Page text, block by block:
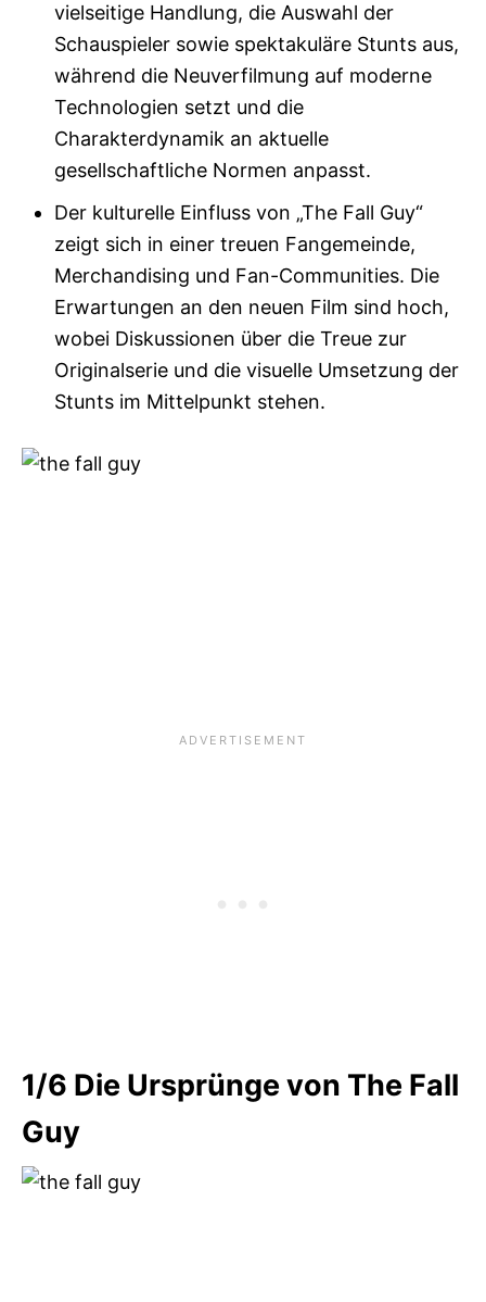
vielseitige Handlung, die Auswahl der
Schauspieler sowie spektakuläre Stunts aus,
während die Neuverfilmung auf moderne
Technologien setzt und die
Charakterdynamik an aktuelle
gesellschaftliche Normen anpasst.
Der kulturelle Einfluss von „The Fall Guy“
zeigt sich in einer treuen Fangemeinde,
Merchandising und Fan-Communities. Die
Erwartungen an den neuen Film sind hoch,
wobei Diskussionen über die Treue zur
Originalserie und die visuelle Umsetzung der
Stunts im Mittelpunkt stehen.
1/6 Die Ursprünge von The Fall
Guy